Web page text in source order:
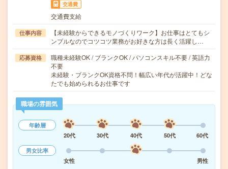
交通費
交通費支給
仕事内容
【未経験からできるモノづくりワーク】お仕事はとてもシ
ンプルなのでコツコツ業務がお好きな方は長く活躍し…
応募資格
職種未経験OK / ブランクOK / パソコンスキル不要 / 英語力
不要
未経験・ブランクOK資格不問！幅広い年代が活躍中！どな
たでも始められるお仕事です
職場の雰囲気
年齢層
20代
30代 40代 50代
60代
男女比率
女性
男性